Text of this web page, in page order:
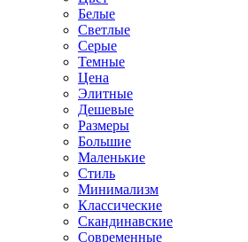
Белые
Светлые
Серые
Темные
Цена
Элитные
Дешевые
Размеры
Большие
Маленькие
Стиль
Минимализм
Классические
Скандинавские
Современные